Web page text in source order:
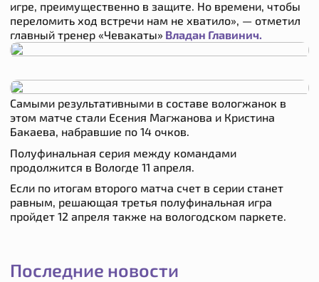
игре, преимущественно в защите. Но времени, чтобы
переломить ход встречи нам не хватило», — отметил
главный тренер «Чевакаты» Владан Главинич.
Самыми результативными в составе вологжанок в
этом матче стали Есения Магжанова и Кристина
Бакаева, набравшие по 14 очков.
Полуфинальная серия между командами
продолжится в Вологде 11 апреля.
Если по итогам второго матча счет в серии станет
равным, решающая третья полуфинальная игра
пройдет 12 апреля также на вологодском паркете.
Последние новости